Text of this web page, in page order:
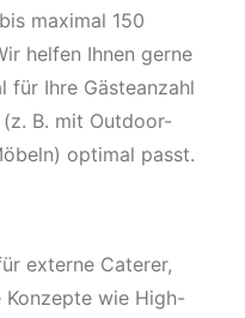
maximal 150
helfen Ihnen gerne
für Ihre Gästeanzahl
B. mit Outdoor-
optimal passt.
externe Caterer,
wie High-